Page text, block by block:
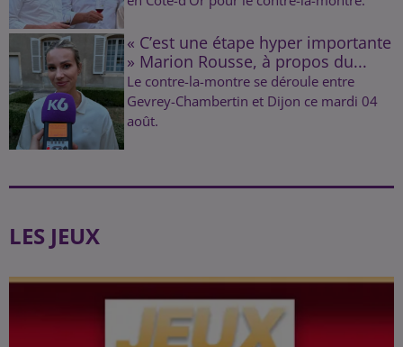
« C’est une étape hyper importante
» Marion Rousse, à propos du...
Le contre-la-montre se déroule entre
Gevrey-Chambertin et Dijon ce mardi 04
août.
LES JEUX